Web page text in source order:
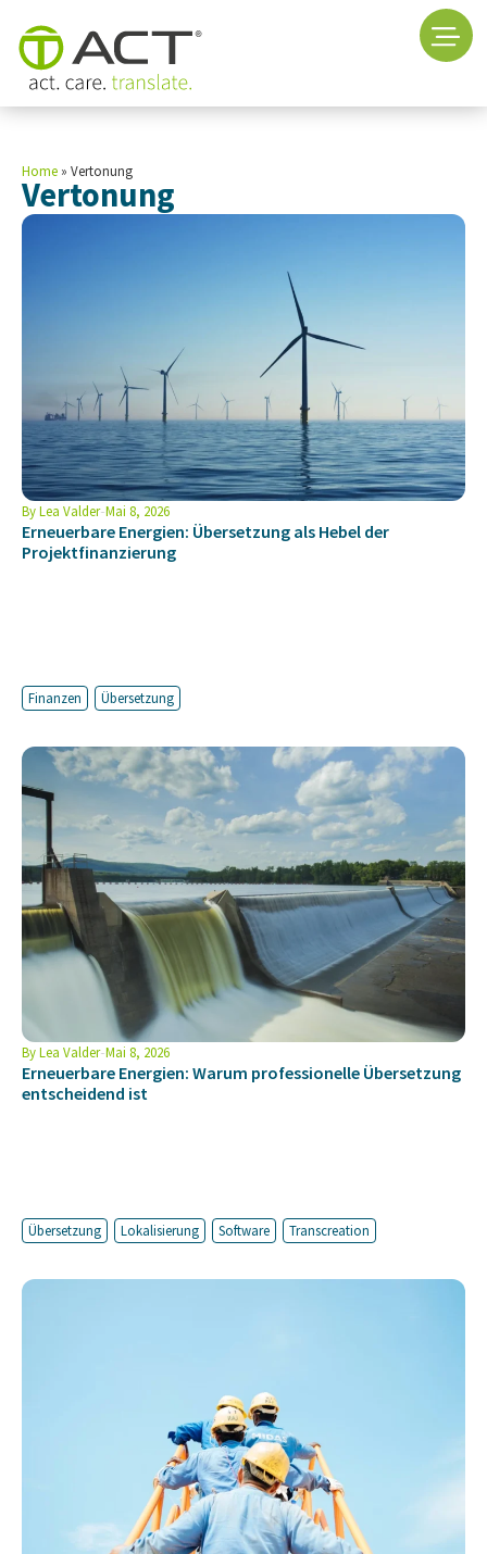
Home » Vertonung
Vertonung
ByLea Valder Mai 8, 2026
Erneuerbare Energien: Übersetzung als Hebel der
Projektfinanzierung
Finanzen Übersetzung
ByLea Valder Mai 8, 2026
Erneuerbare Energien: Warum professionelle Übersetzung
entscheidend ist
Übersetzung Lokalisierung Software Transcreation